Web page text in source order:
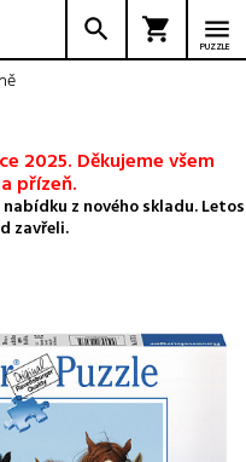
PUZZLE
2025. Děkujeme všem
přízeň.
z nového skladu. Letos
zavřeli.